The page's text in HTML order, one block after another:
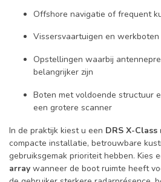
Offshore navigatie of frequent
Vissersvaartuigen en werkboten
Opstellingen waarbij
belangrijker zijn
Boten met voldoende structuur
een grotere scanner
In de praktijk kiest u een DRS X-
compacte installatie, betrouwbare
gebruiksgemak prioriteit hebben. Kies
array wanneer de boot ruimte heeft